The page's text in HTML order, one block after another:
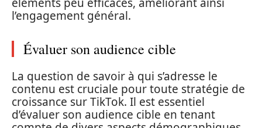
l’engagement général.
Évaluer son audience cible
La question de savoir à qui s’adresse le
contenu est cruciale pour toute stratégie de
croissance sur TikTok. Il est essentiel
d’évaluer son audience cible en tenant